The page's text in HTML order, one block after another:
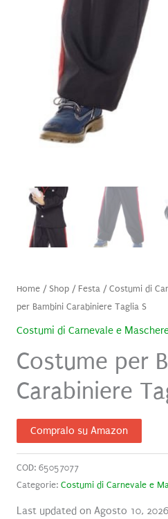
Home/ Shop/ Festa/Costumi di
per Bambini Carabiniere Taglia S
Costumi di Carnevale e
Costume per
Carabiniere
Compralo su Amazon
COD: 65057077
Categorie: Costumi di Carnevale e
Last updated on Agosto 10,